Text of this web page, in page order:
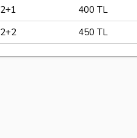
2+1
400 TL
2+2 450 TL